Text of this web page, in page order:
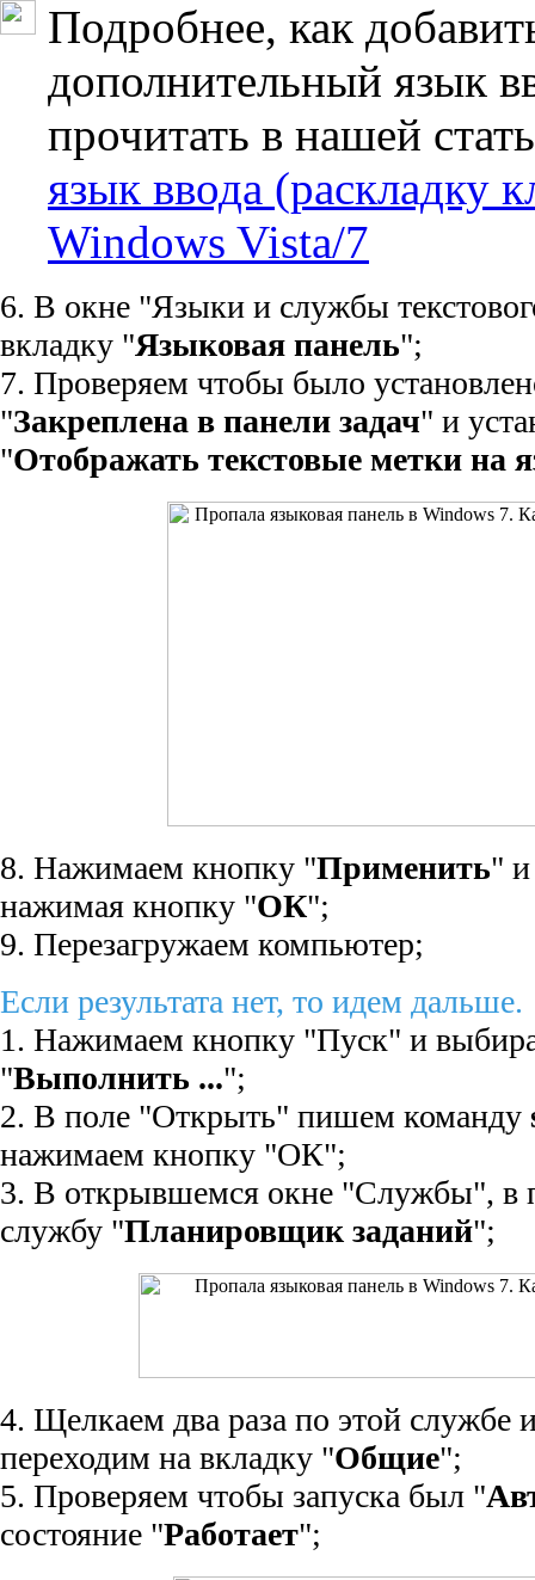
Подробнее, как
дополнительный язык
прочитать в нашей
язык ввода (раскладку
Windows Vista/7
6. В окне "Языки и службы
вкладку "Языковая панель";
7. Проверяем чтобы было
"Закреплена в панели задач" и
"Отображать текстовые метки на
8. Нажимаем кнопку "Применить" и
нажимая кнопку "ОК";
9. Перезагружаем компьютер;
Если результата нет, то идем дальше.
1. Нажимаем кнопку "Пуск" и
"Выполнить ...";
2. В поле "Открыть" пишем команду
нажимаем кнопку "ОК";
3. В открывшемся окне "Службы", в
службу "Планировщик заданий";
4. Щелкаем два раза по этой службе
переходим на вкладку "Общие";
5. Проверяем чтобы запуска был "
состояние "Работает";